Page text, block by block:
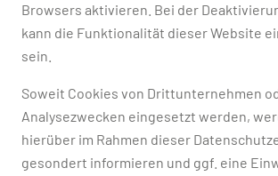
Browsers aktivieren. Bei der
kann die Funktionalität dieser Website
sein.
Soweit Cookies von Drittunternehmen
Analysezwecken eingesetzt werden,
hierüber im Rahmen dieser
gesondert informieren und ggf. eine